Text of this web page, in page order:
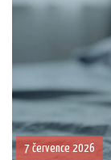
7 července 2026